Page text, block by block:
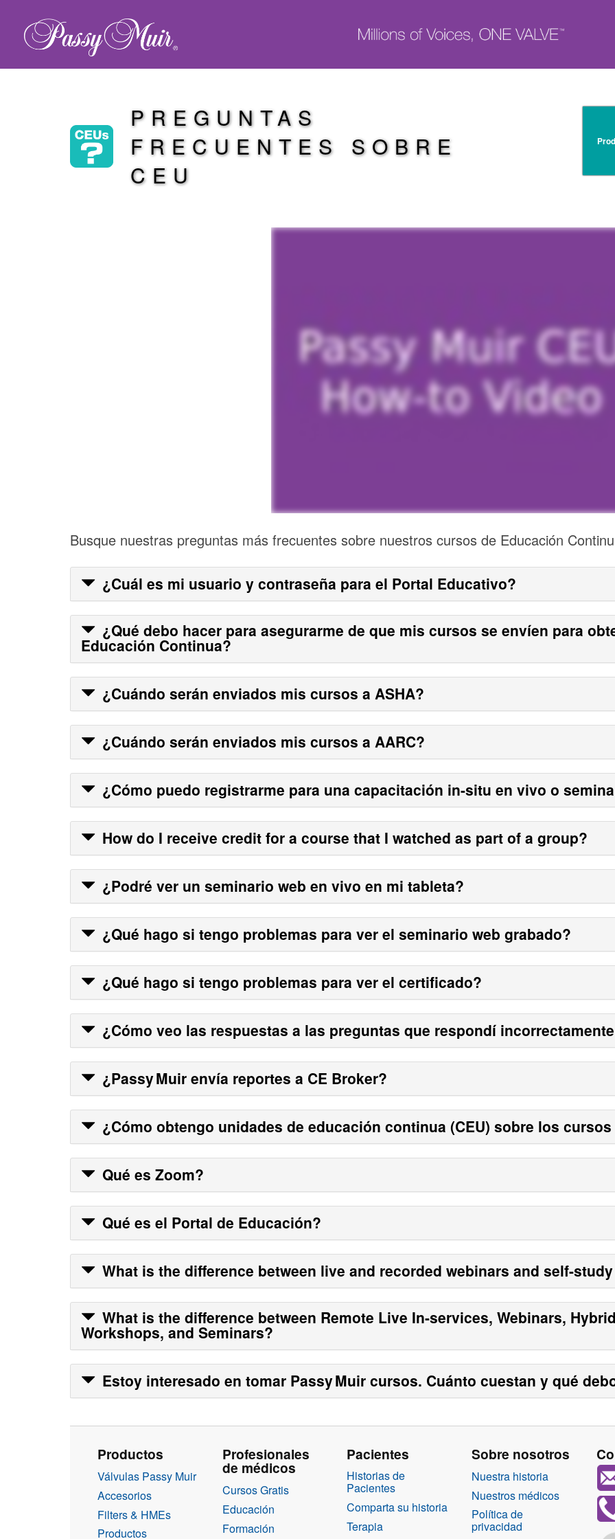
PREGUNTAS
FRECUENTES SOBRE
CEU
Busque nuestras preguntas más frecuentes sobre nuestros cursos de Educación
¿Cuál es mi usuario y contraseña para el Portal Educativo?
¿Qué debo hacer para asegurarme de que mis cursos se envíen para
Educación Continua?
¿Cuándo serán enviados mis cursos a ASHA?
¿Cuándo serán enviados mis cursos a AARC?
¿Cómo puedo registrarme para una capacitación in-situ en vivo o
How do I receive credit for a course that I watched as part of a group?
¿Podré ver un seminario web en vivo en mi tableta?
¿Qué hago si tengo problemas para ver el seminario web grabado?
¿Qué hago si tengo problemas para ver el certificado?
¿Cómo veo las respuestas a las preguntas que respondí
¿Passy Muir envía reportes a CE Broker?
¿Cómo obtengo unidades de educación continua (CEU) sobre los
Qué es Zoom?
Qué es el Portal de Educación?
What is the difference between live and recorded webinars and self-
What is the difference between Remote Live In-services, Webinars,
Workshops, and Seminars?
Estoy interesado en tomar Passy Muir cursos. Cuánto cuestan y qué
Productos
Válvulas Passy Muir
Accesorios
Filters & HMEs
Productos
Profesionales
de médicos
Cursos Gratis
Educación
Formación
Pacientes
Historias de
Pacientes
Comparta su historia
Terapia
Sobre nosotros
Nuestra historia
Nuestros médicos
Política de
privacidad